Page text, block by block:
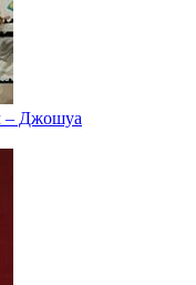
– Джошуа